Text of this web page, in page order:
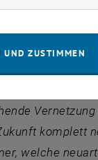
sind
die
komplett
welche
UND ZUSTIMMEN